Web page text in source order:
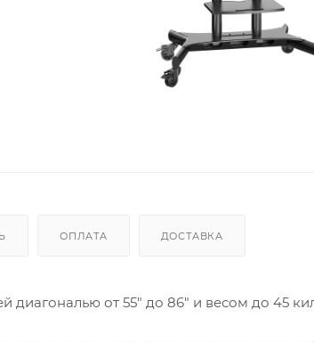
ОПЛАТА ДОСТАВКА
диагональю от 55" до 86" и весом до 45